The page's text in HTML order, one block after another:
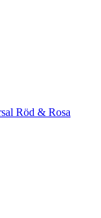
Röd & Rosa